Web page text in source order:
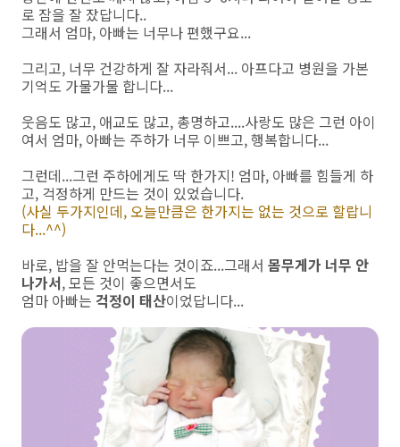
로 잠을 잘 잤답니다..
그래서 엄마, 아빠는 너무나 편했구요...
그리고, 너무 건강하게 잘 자라줘서... 아프다고 병원을 가본
기억도 가물가물 합니다...
웃음도 많고, 애교도 많고, 총명하고....사랑도 많은 그런 아이
여서 엄마, 아빠는 주하가 너무 이쁘고, 행복합니다...
그런데...그런 주하에게도 딱 한가지! 엄마, 아빠를 힘들게 하
고, 걱정하게 만드는 것이 있었습니다.
(사실 두가지인데, 오늘만큼은 한가지는 없는 것으로 할랍니
다...^^)
바로, 밥을 잘 안먹는다는 것이죠...그래서 몸무게가 너무 안
나가서, 모든 것이 좋으면서도
엄마 아빠는 걱정이 태산이었답니다...